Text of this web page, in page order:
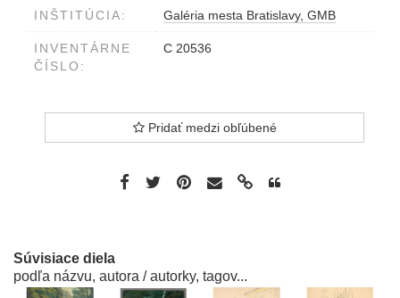
INŠTITÚCIA: Galéria mesta Bratislavy, GMB
INVENTÁRNE
ČÍSLO:
C 20536
Pridať medzi obľúbené
Súvisiace diela
podľa názvu, autora / autorky, tagov...